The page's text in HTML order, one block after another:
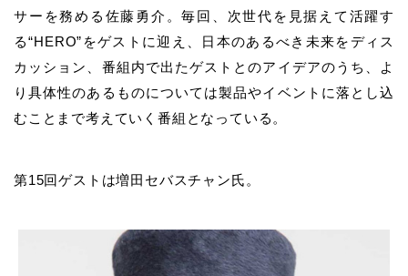
サーを務める佐藤勇介。毎回、次世代を見据えて活躍す
る“HERO”をゲストに迎え、日本のあるべき未来をディス
カッション、番組内で出たゲストとのアイデアのうち、よ
り具体性のあるものについては製品やイベントに落とし込
むことまで考えていく番組となっている。
第15回ゲストは増田セバスチャン氏。